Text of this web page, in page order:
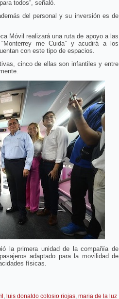
todos”, señaló.
del personal y su inversión es de
Móvil realizará una ruta de apoyo a las
me Cuida” y acudirá a los
con este tipo de espacios.
cinco de ellas son infantiles y entre
la primera unidad de la compañía de
adaptado para la movilidad de
físicas.
, luis donaldo colosio riojas, maria de la luz